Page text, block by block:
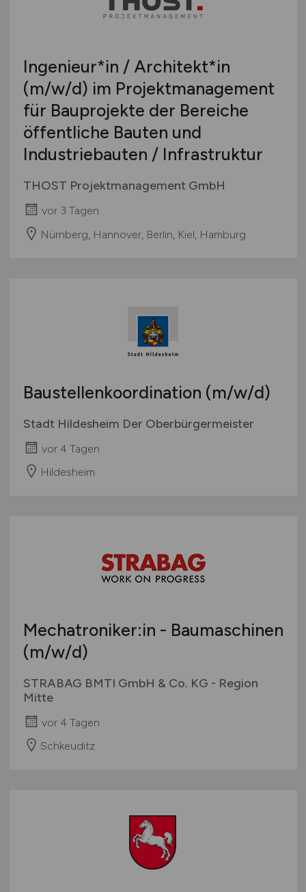
Ingenieur*in / Architekt*in
(m/w/d) im Projektmanagement
für Bauprojekte der Bereiche
öffentliche Bauten und
Industriebauten / Infrastruktur
THOST Projektmanagement GmbH
vor 3 Tagen
Nürnberg, Hannover, Berlin, Kiel, Hamburg
Baustellenkoordination (m/w/d)
Stadt Hildesheim Der Oberbürgermeister
vor 4 Tagen
Hildesheim
Mechatroniker:in - Baumaschinen
(m/w/d)
STRABAG BMTI GmbH & Co. KG - Region
Mitte
vor 4 Tagen
Schkeuditz